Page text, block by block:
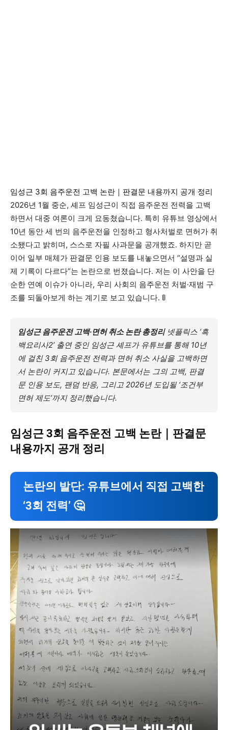
임성근 3회 음주운전 고백 논란｜판결문 내용까지 공개 정리
2026년 1월 중순, 셰프 임성근이 직접 음주운전 전력을 고백
하면서 대중 여론이 크게 요동쳤습니다. 특히 유튜브 영상에서
10년 동안 세 번의 음주운전을 인정하고 형사처벌로 면허가 취
소됐다고 밝히며, 스스로 자필 사과문을 공개했죠. 하지만 곧
이어 일부 매체가 판결문 인용 보도를 내놓으면서 “설명과 실
제 기록이 다르다”는 논란으로 번졌습니다. 저는 이 사안을 단
순한 연예 이슈가 아니라, 우리 사회의 음주운전 처벌·재범 구
조를 되돌아보게 하는 계기로 보고 있습니다. 🚦
임성근 음주운전 고백·면허 취소 논란 총정리넷플릭스 ‘흑
백요리사2’ 출연 중인 임성근 셰프가 유튜브를 통해 10년
에 걸친 3회 음주운전 전력과 면허 취소 사실을 고백하면
서 논란이 커지고 있습니다. 본문에서는 그의 고백, 판결
문 인용 보도, 팬덤 반응, 그리고 2026년 도입될 ‘조건부
면허 제도’까지 정리했습니다.
임성근 3회 음주운전 고백 논란｜판결문
내용까지 공개 정리
논란의 발단: 유튜브에서 직접 고백한
‘3회 전력’ 🤔